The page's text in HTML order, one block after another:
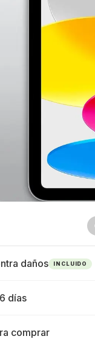
daños INCLUIDO
días
comprar